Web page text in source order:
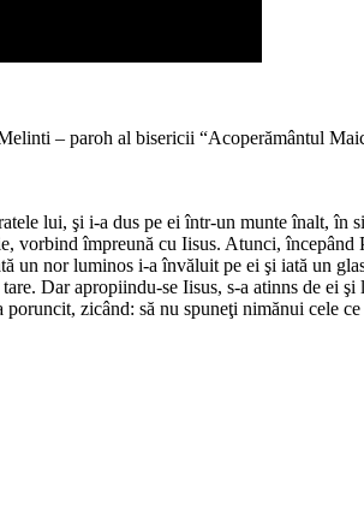
– paroh al bisericii “Acoperământul
lui, şi i-a dus pe ei într-un munte înalt, în
vorbind împreună cu Iisus. Atunci,
un nor luminos i-a învăluit pe ei şi iată un
Dar apropiindu-se Iisus, s-a atinns de
zicând: să nu spuneţi nimănui cele